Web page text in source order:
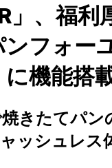
」、福利
ンフォー
機能搭
きたてパン
ッシュレス